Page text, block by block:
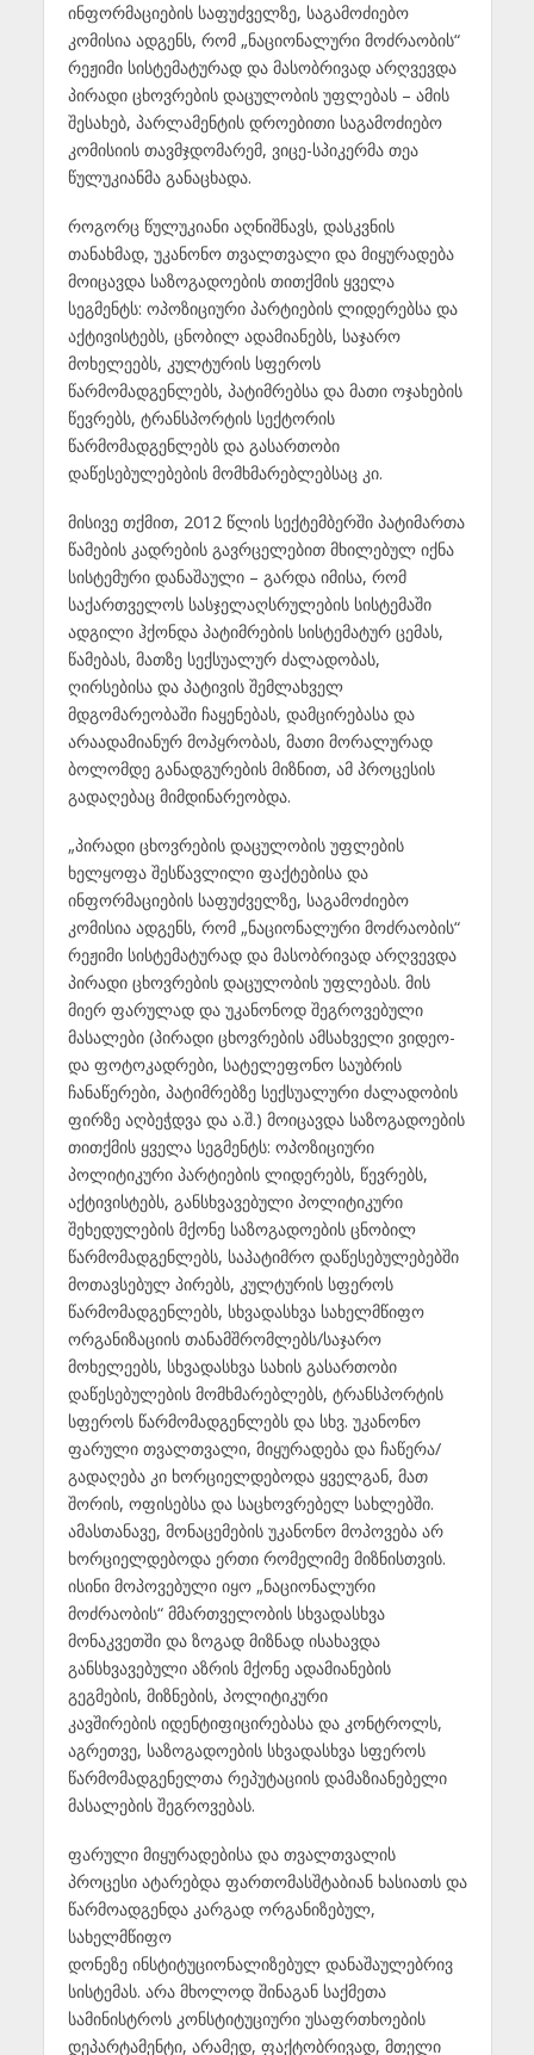
ინფორმაციების საფუძველზე, საგამოძიებო
კომისია ადგენს, რომ „ნაციონალური მოძრაობის“
რეჟიმი სისტემატურად და მასობრივად არღვევდა
პირადი ცხოვრების დაცულობის უფლებას – ამის
შესახებ, პარლამენტის დროებითი საგამოძიებო
კომისიის თავმჯდომარემ, ვიცე-სპიკერმა თეა
წულუკიანმა განაცხადა.
როგორც წულუკიანი აღნიშნავს, დასკვნის
თანახმად, უკანონო თვალთვალი და მიყურადება
მოიცავდა საზოგადოების თითქმის ყველა
სეგმენტს: ოპოზიციური პარტიების ლიდერებსა და
აქტივისტებს, ცნობილ ადამიანებს, საჯარო
მოხელეებს, კულტურის სფეროს
წარმომადგენლებს, პატიმრებსა და მათი ოჯახების
წევრებს, ტრანსპორტის სექტორის
წარმომადგენლებს და გასართობი
დაწესებულებების მომხმარებლებსაც კი.
მისივე თქმით, 2012 წლის სექტემბერში პატიმართა
წამების კადრების გავრცელებით მხილებულ იქნა
სისტემური დანაშაული – გარდა იმისა, რომ
საქართველოს სასჯელაღსრულების სისტემაში
ადგილი ჰქონდა პატიმრების სისტემატურ ცემას,
წამებას, მათზე სექსუალურ ძალადობას,
ღირსებისა და პატივის შემლახველ
მდგომარეობაში ჩაყენებას, დამცირებასა და
არაადამიანურ მოპყრობას, მათი მორალურად
ბოლომდე განადგურების მიზნით, ამ პროცესის
გადაღებაც მიმდინარეობდა.
„პირადი ცხოვრების დაცულობის უფლების
ხელყოფა შესწავლილი ფაქტებისა და
ინფორმაციების საფუძველზე, საგამოძიებო
კომისია ადგენს, რომ „ნაციონალური მოძრაობის“
რეჟიმი სისტემატურად და მასობრივად არღვევდა
პირადი ცხოვრების დაცულობის უფლებას. მის
მიერ ფარულად და უკანონოდ შეგროვებული
მასალები (პირადი ცხოვრების ამსახველი ვიდეო-
და ფოტოკადრები, სატელეფონო საუბრის
ჩანაწერები, პატიმრებზე სექსუალური ძალადობის
ფირზე აღბეჭდვა და ა.შ.) მოიცავდა საზოგადოების
თითქმის ყველა სეგმენტს: ოპოზიციური
პოლიტიკური პარტიების ლიდერებს, წევრებს,
აქტივისტებს, განსხვავებული პოლიტიკური
შეხედულების მქონე საზოგადოების ცნობილ
წარმომადგენლებს, საპატიმრო დაწესებულებებში
მოთავსებულ პირებს, კულტურის სფეროს
წარმომადგენლებს, სხვადასხვა სახელმწიფო
ორგანიზაციის თანამშრომლებს/საჯარო
მოხელეებს, სხვადასხვა სახის გასართობი
დაწესებულების მომხმარებლებს, ტრანსპორტის
სფეროს წარმომადგენლებს და სხვ. უკანონო
ფარული თვალთვალი, მიყურადება და ჩაწერა/
გადაღება კი ხორციელდებოდა ყველგან, მათ
შორის, ოფისებსა და საცხოვრებელ სახლებში.
ამასთანავე, მონაცემების უკანონო მოპოვება არ
ხორციელდებოდა ერთი რომელიმე მიზნისთვის.
ისინი მოპოვებული იყო „ნაციონალური
მოძრაობის“ მმართველობის სხვადასხვა
მონაკვეთში და ზოგად მიზნად ისახავდა
განსხვავებული აზრის მქონე ადამიანების
გეგმების, მიზნების, პოლიტიკური
კავშირების იდენტიფიცირებასა და კონტროლს,
აგრეთვე, საზოგადოების სხვადასხვა სფეროს
წარმომადგენელთა რეპუტაციის დამაზიანებელი
მასალების შეგროვებას.
ფარული მიყურადებისა და თვალთვალის
პროცესი ატარებდა ფართომასშტაბიან ხასიათს და
წარმოადგენდა კარგად ორგანიზებულ,
სახელმწიფო
დონეზე ინსტიტუციონალიზებულ დანაშაულებრივ
სისტემას. არა მხოლოდ შინაგან საქმეთა
სამინისტროს კონსტიტუციური უსაფრთხოების
დეპარტამენტი, არამედ, ფაქტობრივად, მთელი